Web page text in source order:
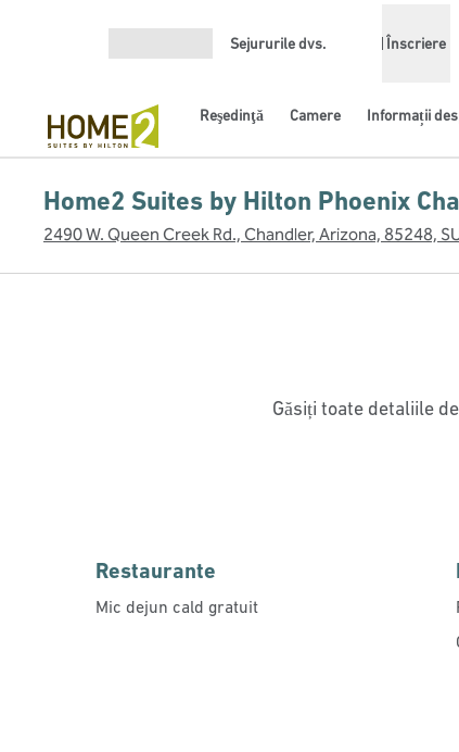
Sejururile dvs. Înscriere
Reşedinţă Camere Informații
Home2 Suites by Hilton Phoenix
2490 W. Queen Creek Rd., Chandler, Arizona, 85248,
Găsiți toate detaliile
Restaurante
Mic dejun cald gratuit